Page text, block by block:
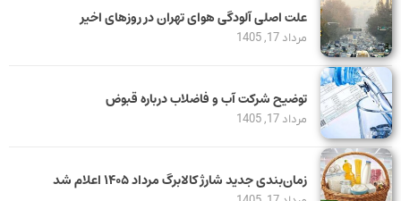
علت اصلی آلودگی هوای تهران در روزهای اخیر
مرداد 17, 1405
توضیح شرکت آب و فاضلاب درباره قبوض
مرداد 17, 1405
زمان‌بندی جدید شارژ کالابرگ مرداد ۱۴۰۵ اعلام شد